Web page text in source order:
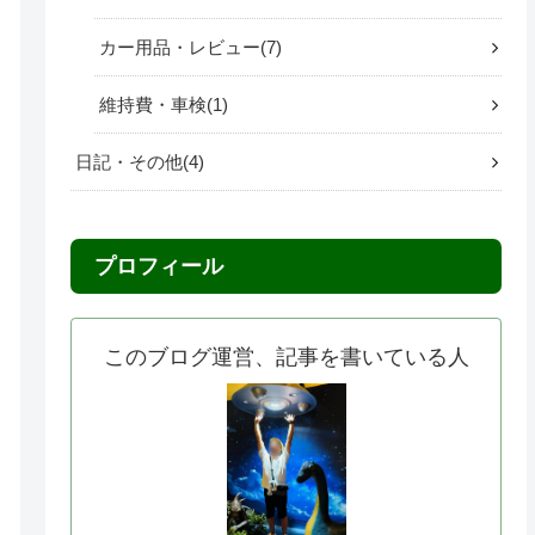
カー用品・レビュー 7
維持費・車検 1
日記・その他 4
プロフィール
このブログ運営、記事を書いている人